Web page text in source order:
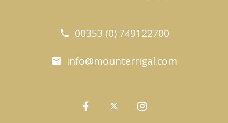
00353 (0) 749122700
info@mounterrigal.com